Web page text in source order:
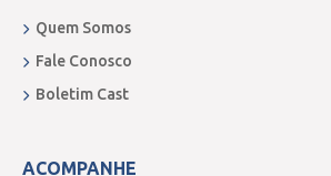
Quem Somos
Fale Conosco
Boletim Cast
ACOMPANHE